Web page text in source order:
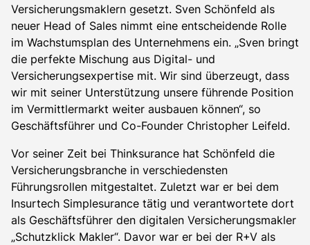
Versicherungsmaklern gesetzt. Sven Schönfeld als
neuer Head of Sales nimmt eine entscheidende Rolle
im Wachstumsplan des Unternehmens ein. „Sven bringt
die perfekte Mischung aus Digital- und
Versicherungsexpertise mit. Wir sind überzeugt, dass
wir mit seiner Unterstützung unsere führende Position
im Vermittlermarkt weiter ausbauen können“, so
Geschäftsführer und Co-Founder Christopher Leifeld.
Vor seiner Zeit bei Thinksurance hat Schönfeld die
Versicherungsbranche in verschiedensten
Führungsrollen mitgestaltet. Zuletzt war er bei dem
Insurtech Simplesurance tätig und verantwortete dort
als Geschäftsführer den digitalen Versicherungsmakler
„Schutzklick Makler“. Davor war er bei der R+V als